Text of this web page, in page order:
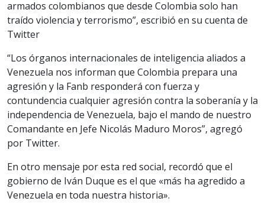
armados colombianos que desde Colombia solo han
traído violencia y terrorismo”, escribió en su cuenta de
Twitter
“Los órganos internacionales de inteligencia aliados a
Venezuela nos informan que Colombia prepara una
agresión y la Fanb responderá con fuerza y
contundencia cualquier agresión contra la soberanía y la
independencia de Venezuela, bajo el mando de nuestro
Comandante en Jefe Nicolás Maduro Moros”, agregó
por Twitter.
En otro mensaje por esta red social, recordó que el
gobierno de Iván Duque es el que «más ha agredido a
Venezuela en toda nuestra historia».